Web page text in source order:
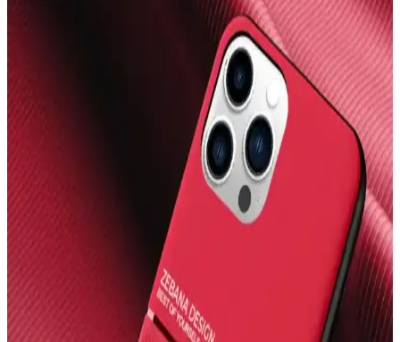
Telefon kamera lens koruyucuları çizilmeyi önlemeyi amaçlasa da
optik kaliteyi düşürebilir. Lensler dayanıklı malzemeden yapıldığı
için yükseltilmiş kılıflar ve alüminyum koruyucular daha etkili
Fibaks Samsung Galaxy Tab S9 FE+ Plus SM-X610
Ekran Koruyucu İnceleme ve Değerlendirme
Fibaks'in Galaxy Tab S9 FE+ Plus için tasarladığı nano şeffaf ekran
koruyucu, yüksek dayanıklılık ve kullanım kolaylığı sunar.
Uygulama sırasında dikkat ve özen gerektirir, kullanıcı geri
bildirimleri ise dikkat edilmesi gereken noktaları vurgular.
iPhone 14 Pro Max İçin KVK PRİVACY ve OSG
Kılıf Karşılaştırması
İşte iPhone 14 Pro Max için tasarlanmış KVK PRİVACY ve OSG
kılıflarının detaylı karşılaştırması, özellikleri ve kullanıcı
yorumlarıyla en iyi seçimi yapmanıza yardımcı oluyor.